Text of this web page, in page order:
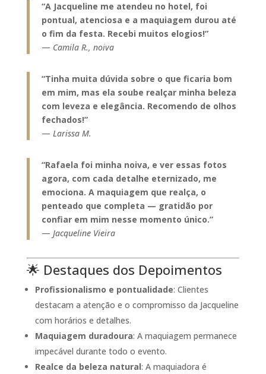
“A Jacqueline me atendeu no hotel, foi
pontual, atenciosa e a maquiagem durou até
o fim da festa. Recebi muitos elogios!”
— Camila R., noiva
“Tinha muita dúvida sobre o que ficaria bom
em mim, mas ela soube realçar minha beleza
com leveza e elegância. Recomendo de olhos
fechados!”
— Larissa M.
“Rafaela foi minha noiva, e ver essas fotos
agora, com cada detalhe eternizado, me
emociona. A maquiagem que realça, o
penteado que completa — gratidão por
confiar em mim nesse momento único.”
— Jacqueline Vieira
🌟 Destaques dos Depoimentos
Profissionalismo e pontualidade: Clientes
destacam a atenção e o compromisso da Jacqueline
com horários e detalhes.
Maquiagem duradoura: A maquiagem permanece
impecável durante todo o evento.
Realce da beleza natural: A maquiadora é